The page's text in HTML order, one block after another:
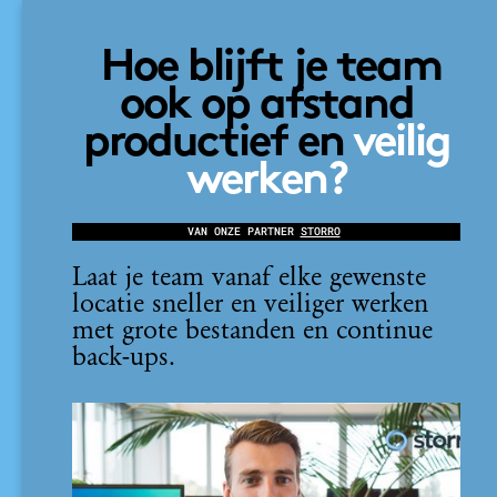
Hoe blijft je team
ook op afstand
productief en veilig
werken?
VAN ONZE PARTNER STORRO
Laat je team vanaf elke gewenste
locatie sneller en veiliger werken
met grote bestanden en continue
back-ups.